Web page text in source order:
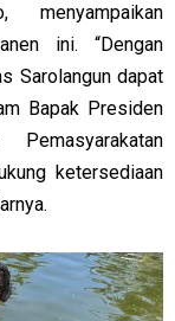
menyampaikan
ini. “Dengan
Sarolangun dapat
Bapak Presiden
ketersediaan